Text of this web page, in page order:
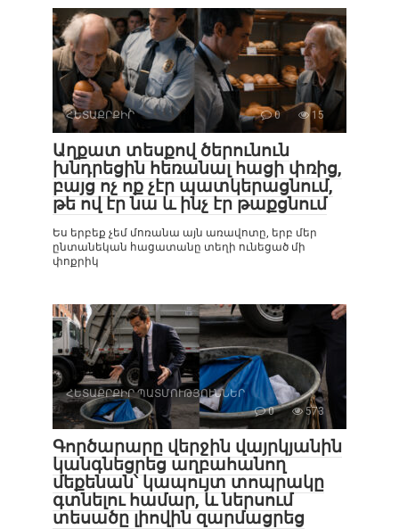
ՀԵՏԱՔՐՔԻՐ 0 15
Աղքատ տեսքով ծերունուն
խնդրեցին հեռանալ հացի փռից,
բայց ոչ ոք չէր պատկերացնում,
թե ով էր նա և ինչ էր թաքցնում
Ես երբեք չեմ մոռանա այն առավոտը, երբ մեր
ընտանեկան հացատանը տեղի ունեցած մի
փոքրիկ
ՀԵՏԱՔՐՔԻՐ ՊԱՏՄՈՒԹՅՈՒՆՆԵՐ
0
573
Գործարարը վերջին վայրկյանին
կանգնեցրեց աղբահանող
մեքենան՝ կապույտ տոպրակը
գտնելու համար, և ներսում
տեսածը լիովին զարմացրեց